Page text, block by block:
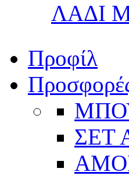
ΛΑΔΙ
Προφίλ
ΣΕΤ